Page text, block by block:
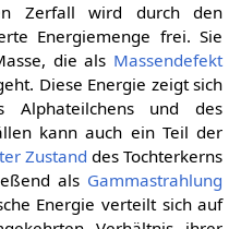
Zerfall wird durch den
Energiemenge frei. Sie
die als Massendefekt
Diese Energie zeigt sich
Alphateilchens und des
kann auch ein Teil der
Zustand des Tochterkerns
als Gammastrahlung
Energie verteilt sich auf